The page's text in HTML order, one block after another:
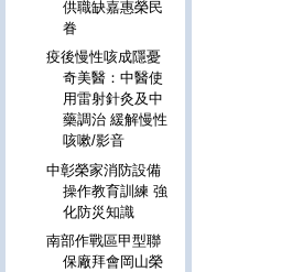
供職缺嘉惠榮民
眷
疫後慢性咳成隱憂
奇美醫：中醫使
用雷射針灸及中
藥調治 緩解慢性
咳嗽/影音
中彰榮家消防設備
操作教育訓練 強
化防災知識
南部作戰區甲型聯
保廠拜會岡山榮